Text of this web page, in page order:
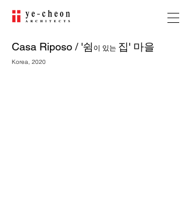
Casa Riposo / '쉼 이 있는 집' 마을
Korea, 2020